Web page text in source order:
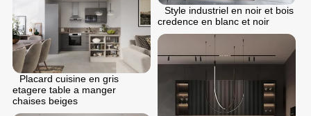
Style industriel en noir et bois
credence en blanc et noir
Placard cuisine en gris
etagere table a manger
chaises beiges